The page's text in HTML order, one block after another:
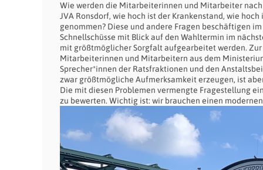
Wie werden die Mitarbeiterinnen und Mitarbeiter
JVA Ronsdorf, wie hoch ist der Krankenstand, wie
genommen? Diese und andere Fragen beschäftigen
Schnellschüsse mit Blick auf den Wahltermin im
mit größtmöglicher Sorgfalt aufgearbeitet werden.
Mitarbeiterinnen und Mitarbeitern aus dem
Sprecher*innen der Ratsfraktionen und den
zwar größtmögliche Aufmerksamkeit erzeugen, ist
Die mit diesen Problemen vermengte Fragestellung
zu bewerten. Wichtig ist: wir brauchen einen